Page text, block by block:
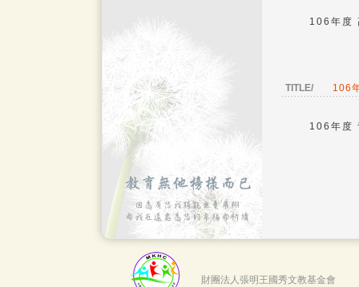
106年度
TITLE/ 106
106年度
財團法人張明王國秀文教基金會